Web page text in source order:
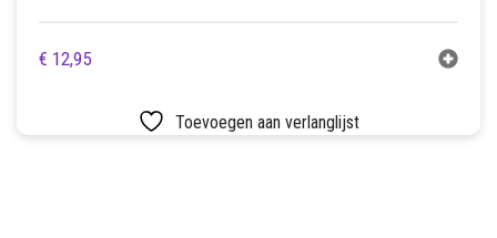
€ 12,95
Toevoegen aan verlanglijst